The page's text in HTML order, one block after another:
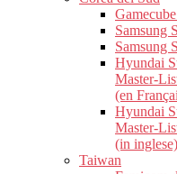
Samsung
Samsung
Hyundai
Master-
(en
Hyundai
Master-
(in inglese)
Taiwan